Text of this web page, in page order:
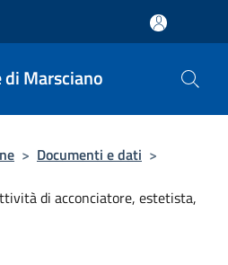
di Marsciano
> Documenti e dati >
di acconciatore, estetista,